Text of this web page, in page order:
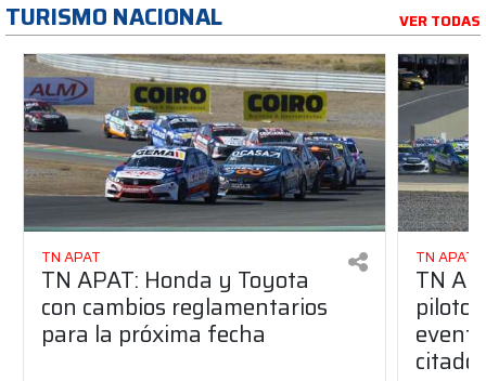
TURISMO NACIONAL VER TODAS
TN APAT
TN APAT: Honda y Toyota
con cambios reglamentarios
para la próxima fecha
TN APAT
TN
piloto
citado